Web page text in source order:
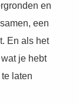
en
een
En als het
je hebt
laten